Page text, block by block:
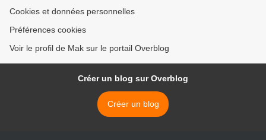
Cookies et données personnelles
Préférences cookies
Voir le profil de Mak sur le portail Overblog
Créer un blog sur Overblog
Créer un blog